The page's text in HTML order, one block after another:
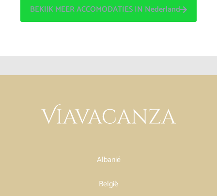
BEKIJK MEER ACCOMODATIES IN Nederland
Albanië
België